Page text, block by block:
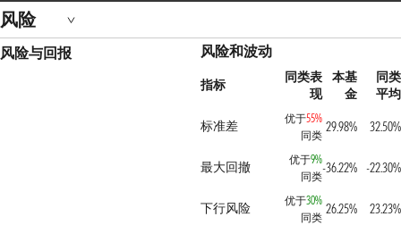
风险
风险与回报 风险和波动
指标
同类表
现
本基
金
同类
平均
标准差
优于55%
同类
29.98% 32.50%
最大回撤 优于9%
同类
-36.22% -22.30%
下行风险 优于30%
同类
26.25% 23.23%